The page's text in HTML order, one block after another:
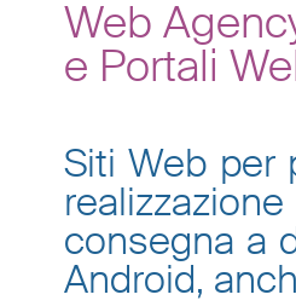
Web
e Portali
Siti Web per
consegna a
Android,